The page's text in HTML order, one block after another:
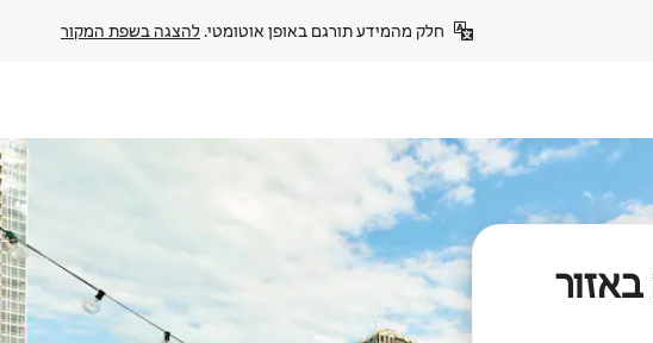
חלק מהמידע תורגם באופן אוטומטי. להצגה בשפת המקור